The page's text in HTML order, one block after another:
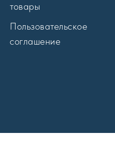
товары
Пользовательское
соглашение